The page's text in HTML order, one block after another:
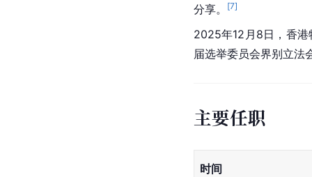
分享。
[7]
2025年12月8日，香港
届选举委员会界别立法
主要任职
时间